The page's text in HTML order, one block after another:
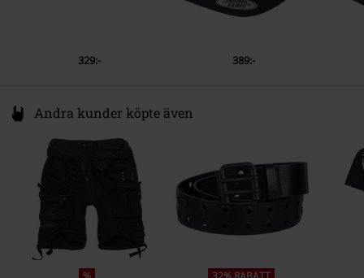
329:- 389:-
Andra kunder köpte även